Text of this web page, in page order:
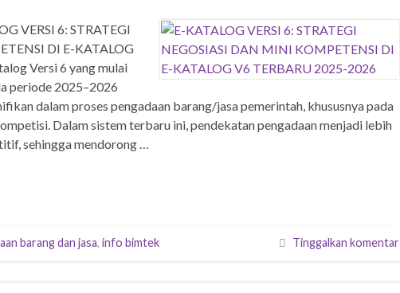
VERSI 6: STRATEGI
DI E-KATALOG
Versi 6 yang mulai
periode 2025–2026
dalam proses pengadaan barang/jasa pemerintah, khususnya pada
Dalam sistem terbaru ini, pendekatan pengadaan menjadi lebih
sehingga mendorong …
barang dan jasa, info bimtek Tinggalkan komentar